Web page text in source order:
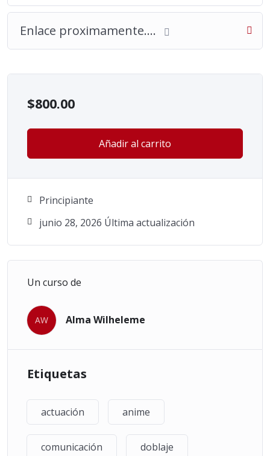
Enlace proximamente….
$800.00
Añadir al carrito
Principiante
junio 28, 2026 Última actualización
Un curso de
AW Alma Wilheleme
Etiquetas
actuación anime
comunicación doblaje